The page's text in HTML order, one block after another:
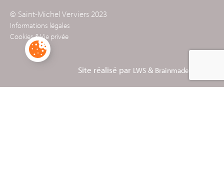
© Saint-Michel Verviers 2023
Informations légales
Cookies & Vie privée
Site réalisé par LWS & Brainmade Agency